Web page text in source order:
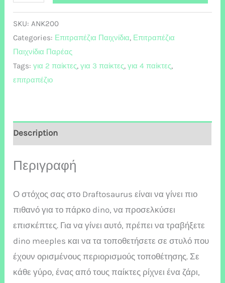
SKU:ANK200
Categories: Επιτραπέζια Παιχνίδια, Επιτραπέζια
Παιχνίδια Παρέας
Tags:για 2 παίκτες,για 3 παίκτες,για 4 παίκτες,
επιτραπέζιο
Description
Περιγραφή
Ο στόχος σας στο Draftosaurus είναι να γίνει πιο
πιθανό για το πάρκο dino, να προσελκύσει
επισκέπτες. Για να γίνει αυτό, πρέπει να τραβήξετε
dino meeples και να τα τοποθετήσετε σε στυλό που
έχουν ορισμένους περιορισμούς τοποθέτησης. Σε
κάθε γύρο, ένας από τους παίκτες ρίχνει ένα ζάρι,